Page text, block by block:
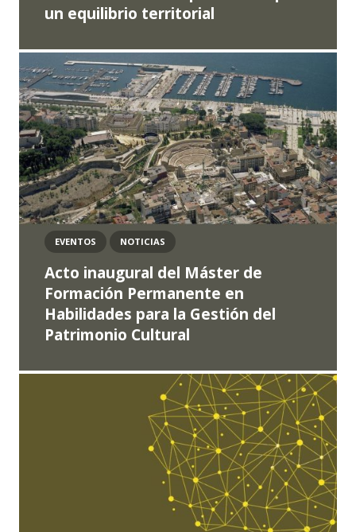
un equilibrio territorial
Acto inaugural del Máster de
Formación Permanente en
Habilidades para la Gestión del
Patrimonio Cultural
EVENTOS NOTICIAS